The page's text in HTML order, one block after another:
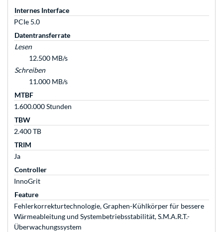
Internes Interface
PCIe 5.0
Datentransferrate
Lesen
12.500 MB/s
Schreiben
11.000 MB/s
MTBF
1.600.000 Stunden
TBW
2.400 TB
TRIM
Ja
Controller
InnoGrit
Feature
Fehlerkorrekturtechnologie, Graphen-Kühlkörper für bessere
Wärmeableitung und Systembetriebsstabilität, S.M.A.R.T.-
Überwachungssystem